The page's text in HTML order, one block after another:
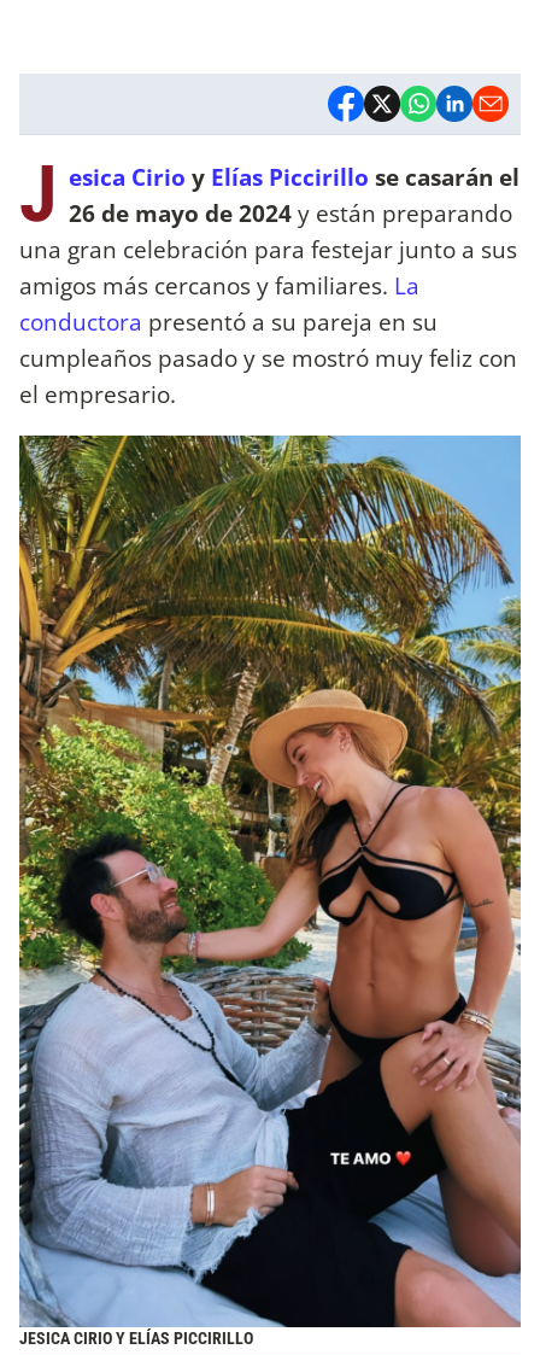
J esica Cirio y Elías Piccirillo se casarán el
26 de mayo de 2024y están preparando
una gran celebración para festejar junto a sus
amigos más cercanos y familiares. La
conductora presentó a su pareja en su
cumpleaños pasado y se mostró muy feliz con
el empresario.
JESICA CIRIO Y ELÍAS PICCIRILLO